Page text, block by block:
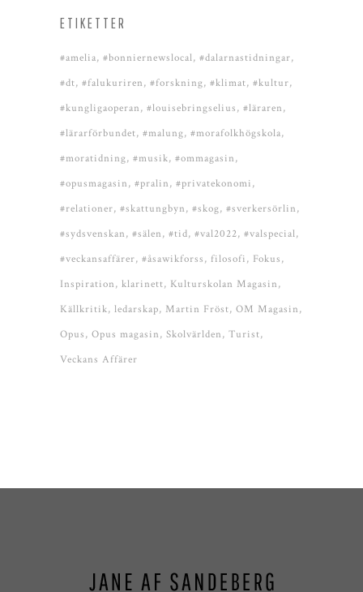
ETIKETTER
#amelia #bonniernewslocal #dalarnastidningar
#dt #falukuriren #forskning #klimat #kultur
#kungligaoperan #louisebringselius #läraren
#lärarförbundet #malung #morafolkhögskola
#moratidning #musik #ommagasin
#opusmagasin #pralin #privatekonomi
#relationer #skattungbyn #skog #sverkersörlin
#sydsvenskan #sälen #tid #val2022 #valspecial
#veckansaffärer #åsawikforss filosofi
Fokus
Inspiration klarinett Kulturskolan Magasin
Källkritik ledarskap Martin Fröst OM Magasin
Opus Opus magasin Skolvärlden Turist
Veckans Affärer